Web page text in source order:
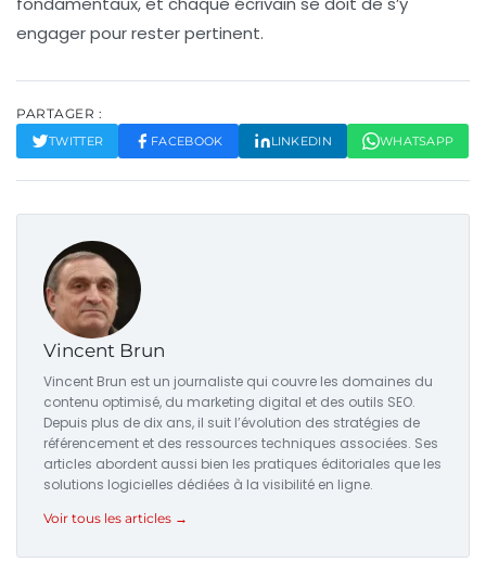
engager pour rester pertinent.
PARTAGER :
TWITTER FACEBOOK LINKEDIN WHATSAPP
Vincent Brun
Vincent Brun est un journaliste qui couvre les domaines du
contenu optimisé, du marketing digital et des outils SEO.
Depuis plus de dix ans, il suit l’évolution des stratégies de
référencement et des ressources techniques associées. Ses
articles abordent aussi bien les pratiques éditoriales que les
solutions logicielles dédiées à la visibilité en ligne.
Voir tous les articles →